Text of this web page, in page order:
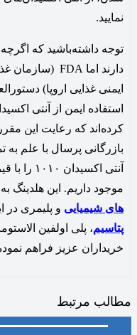
نمایید.
توجه داشته‌باشید که
ایمنی غذایی اروپا)
کرده‌اند که رعایت این
آنتی
موجود داریم. این هلدینگ
های شیمیایی و پلیمری در
پتاسیم، پلی اولفین
خریداران عزیز فراهم
مطالب مرتبط